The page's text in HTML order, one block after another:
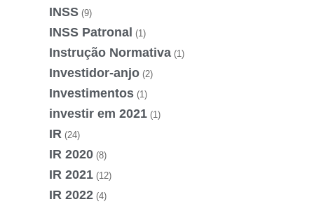
INSS (9)
INSS Patronal (1)
Instrução Normativa (1)
Investidor-anjo (2)
Investimentos (1)
investir em 2021 (1)
IR (24)
IR 2020 (8)
IR 2021 (12)
IR 2022 (4)